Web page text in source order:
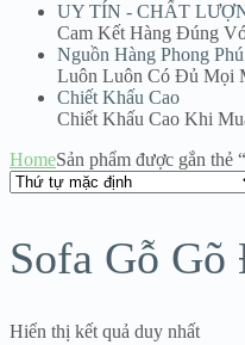
UY TÍN - CHẤT
Cam Kết Hàng Đúng
Nguồn Hàng Phong Phú
Luôn Luôn Có Đủ Mọi
Chiết Khấu Cao
Chiết Khấu Cao Khi
HomeSản phẩm được gắn
Sofa Gỗ
Hiển thị kết quả duy nhất